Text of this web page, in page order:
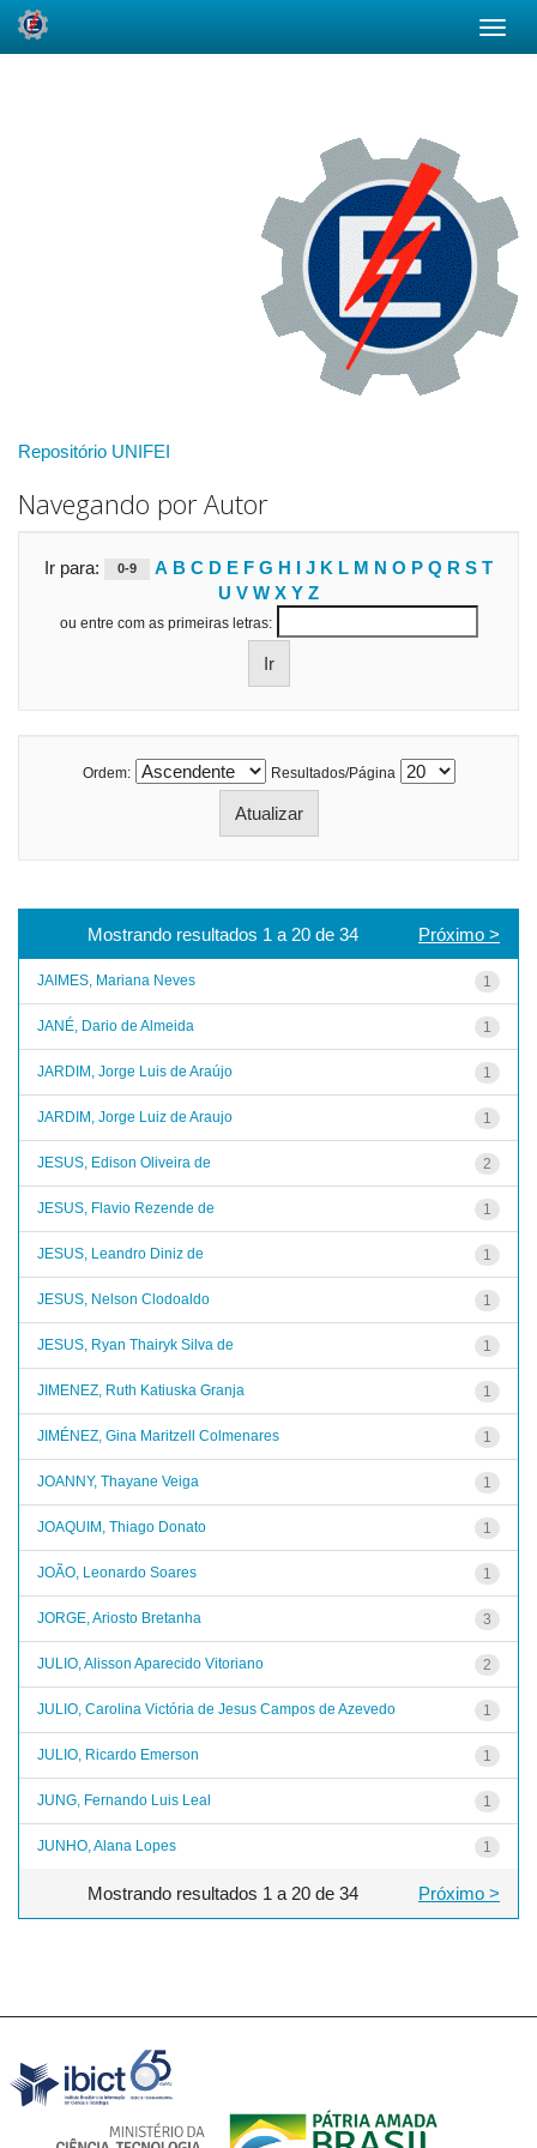
Repositório UNIFEI
Navegando por Autor
Ir para: 0-9 A B C D E F G H I J K L M N O P Q R S T
U V W X Y Z
ou entre com as primeiras letras:
Ordem: Resultados/Página
Mostrando resultados 1 a 20 de 34 Próximo >
JAIMES, Mariana Neves 1
JANÉ, Dario de Almeida 1
JARDIM, Jorge Luis de Araújo 1
JARDIM, Jorge Luiz de Araujo 1
JESUS, Edison Oliveira de 2
JESUS, Flavio Rezende de 1
JESUS, Leandro Diniz de 1
JESUS, Nelson Clodoaldo 1
JESUS, Ryan Thairyk Silva de 1
JIMENEZ, Ruth Katiuska Granja 1
JIMÉNEZ, Gina Maritzell Colmenares 1
JOANNY, Thayane Veiga 1
JOAQUIM, Thiago Donato 1
JOÃO, Leonardo Soares 1
JORGE, Ariosto Bretanha 3
JULIO, Alisson Aparecido Vitoriano 2
JULIO, Carolina Victória de Jesus Campos de Azevedo 1
JULIO, Ricardo Emerson 1
JUNG, Fernando Luis Leal 1
JUNHO, Alana Lopes 1
Mostrando resultados 1 a 20 de 34 Próximo >